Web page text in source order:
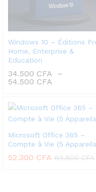
Windows 10 – Éditions
Home, Enterprise &
Education
34.500 CFA
–
54.500 CFA
34.500 CFA
à
54.500 CFA
Microsoft Office 365 –
Compte à Vie (5
52.300 CFA 69.800CFA